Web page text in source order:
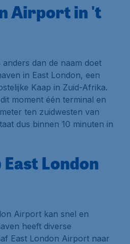
Airport in 't
dan de naam doet
in East London, een
Kaap in Zuid-Afrika.
moment één terminal en
ten zuidwesten van
dus binnen 10 minuten in
London
Airport kan snel en
heeft diverse
East London Airport naar